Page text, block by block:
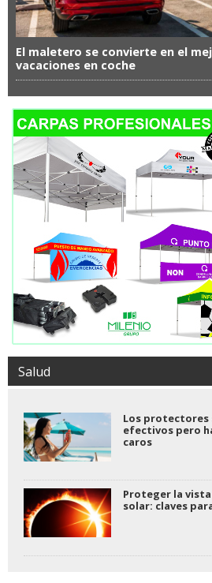
El maletero se convierte en el
vacaciones en coche
Salud
Los protectores
efectivos pero
caros
Proteger la
solar: claves